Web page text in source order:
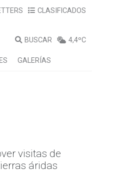
CLASIFICADOS
BUSCAR 4,4ºC
GALERÍAS
visitas de
áridas